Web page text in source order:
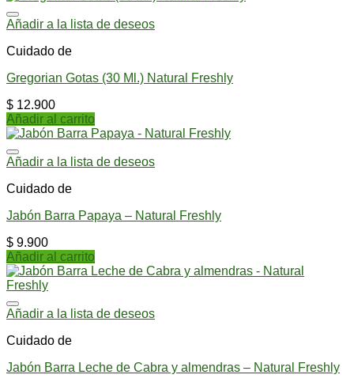
Añadir a la lista de deseos
Cuidado de
Gregorian Gotas (30 Ml.) Natural Freshly
$ 12.900
Añadir al carrito
Añadir a la lista de deseos
Cuidado de
Jabón Barra Papaya – Natural Freshly
$ 9.900
Añadir al carrito
Añadir a la lista de deseos
Cuidado de
Jabón Barra Leche de Cabra y almendras – Natural Freshly